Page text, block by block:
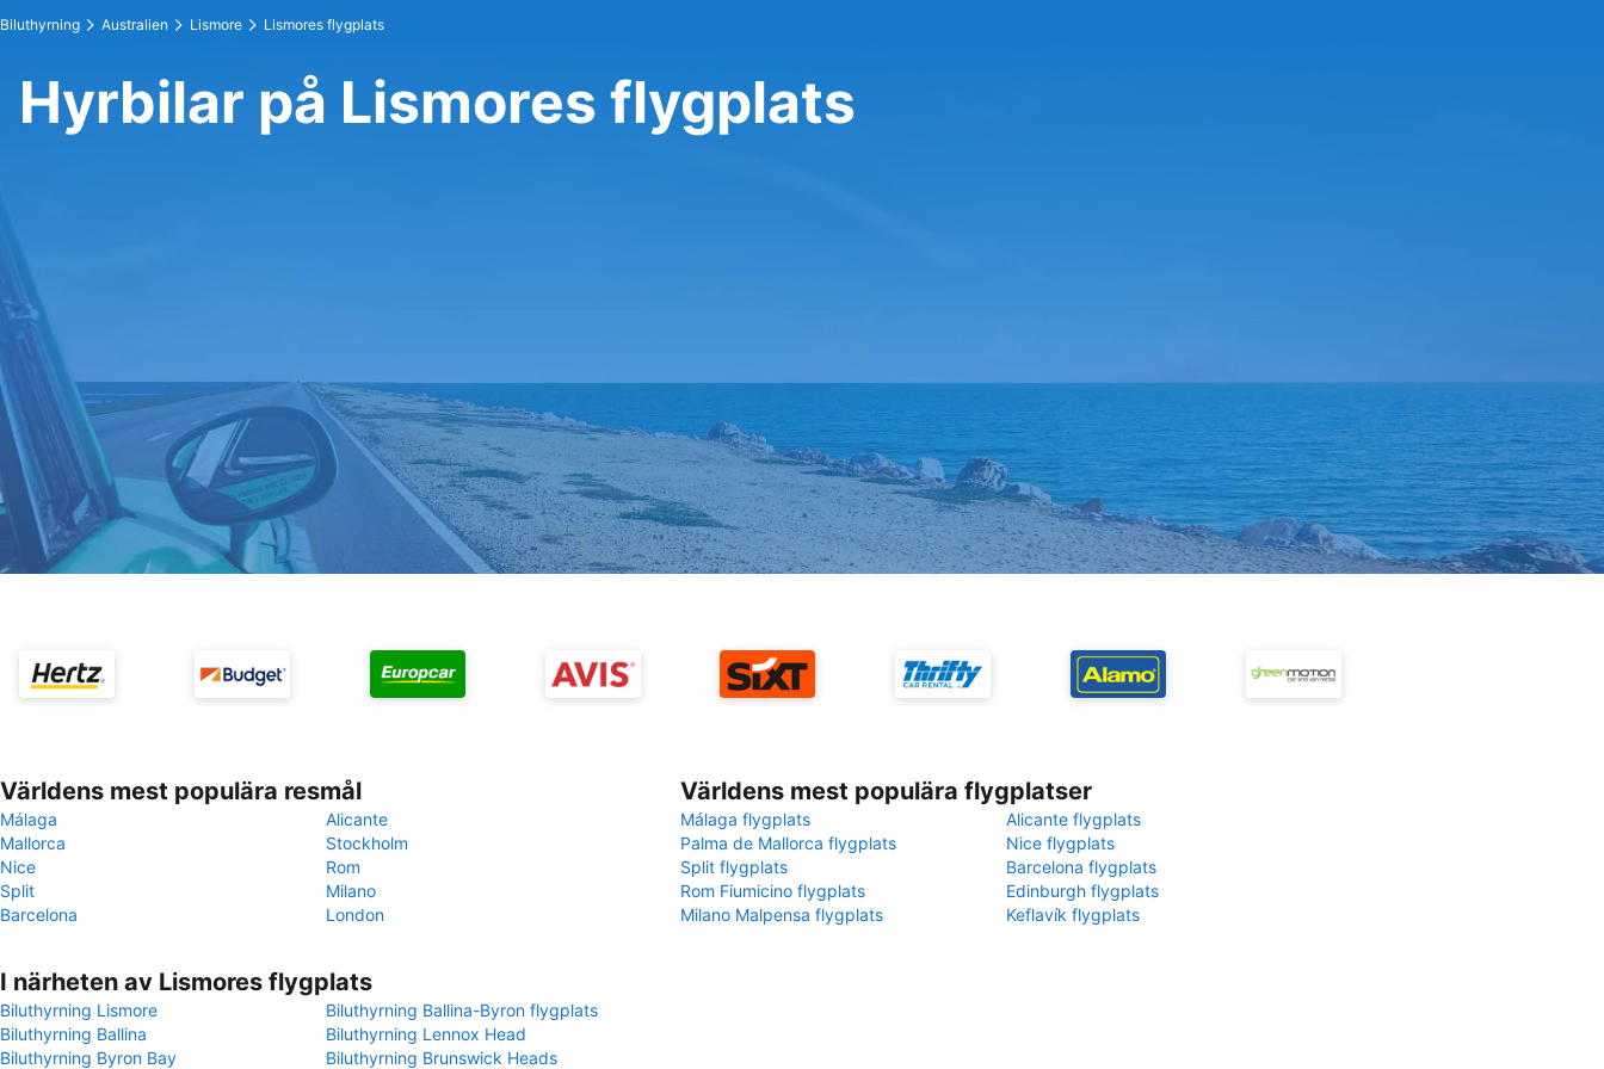
Biluthyrning Australien Lismore Lismores flygplats
Hyrbilar på Lismores flygplats
Världens mest populära resmål
Málaga
Alicante
Mallorca
Stockholm
Nice
Rom
Split
Milano
Barcelona
London
Världens mest populära flygplatser
Málaga flygplats
Alicante flygplats
Palma de Mallorca flygplats
Nice flygplats
Split flygplats
Barcelona flygplats
Rom Fiumicino flygplats
Edinburgh flygplats
Milano Malpensa flygplats
Keflavík flygplats
I närheten av Lismores flygplats
Biluthyrning Lismore
Biluthyrning Ballina-Byron flygplats
Biluthyrning Ballina
Biluthyrning Lennox Head
Biluthyrning Byron Bay
Biluthyrning Brunswick Heads